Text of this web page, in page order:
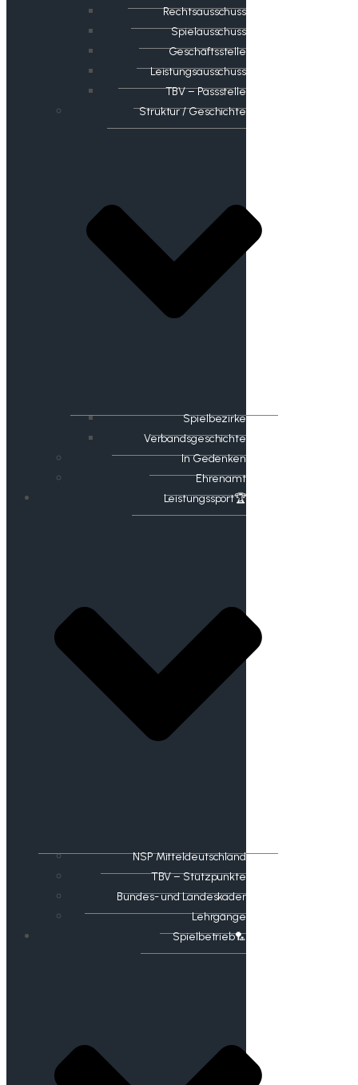
Rechtsausschuss
Spielausschuss
Geschäftsstelle
Leistungsausschuss
TBV – Passstelle
Struktur / Geschichte
Spielbezirke
Verbandsgeschichte
In Gedenken
Ehrenamt
​Leistungssport🏆
NSP Mitteldeutschland
TBV – Stützpunkte
Bundes- und Landeskader
Lehrgänge
Spielbetrieb🏸